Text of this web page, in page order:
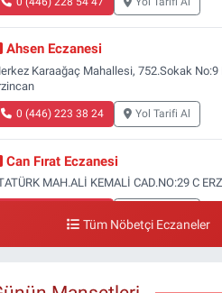
Ahsen Eczanesi
Karaağaç Mahallesi, 752.Sokak No:9
0 (446) 223 38 24 Yol Tarifi Al
Can Fırat Eczanesi
MAH.ALİ KEMALİ CAD.NO:29 C
Tüm Nöbetçi Eczaneler